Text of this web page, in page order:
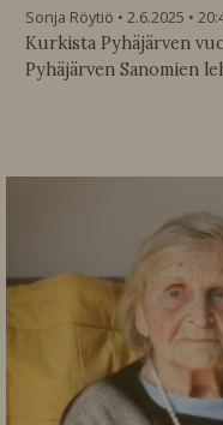
Sonja Röytiö 2.6.2025
Kurkista Pyhäjärven
Pyhäjärven Sanomien